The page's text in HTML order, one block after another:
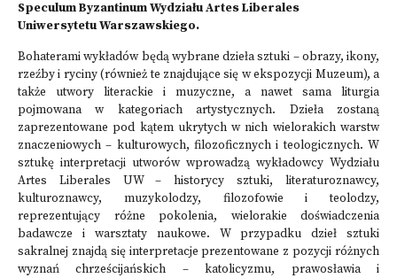
Speculum Byzantinum Wydziału Artes Liberales
Uniwersytetu Warszawskiego.
Bohaterami wykładów będą wybrane dzieła sztuki – obrazy, ikony,
rzeźby i ryciny (również te znajdujące się w ekspozycji Muzeum), a
także utwory literackie i muzyczne, a nawet sama liturgia
pojmowana w kategoriach artystycznych. Dzieła zostaną
zaprezentowane pod kątem ukrytych w nich wielorakich warstw
znaczeniowych – kulturowych, filozoficznych i teologicznych. W
sztukę interpretacji utworów wprowadzą wykładowcy Wydziału
Artes Liberales UW – historycy sztuki, literaturoznawcy,
kulturoznawcy, muzykolodzy, filozofowie i teolodzy,
reprezentujący różne pokolenia, wielorakie doświadczenia
badawcze i warsztaty naukowe. W przypadku dzieł sztuki
sakralnej znajdą się interpretacje prezentowane z pozycji różnych
wyznań chrześcijańskich – katolicyzmu, prawosławia i